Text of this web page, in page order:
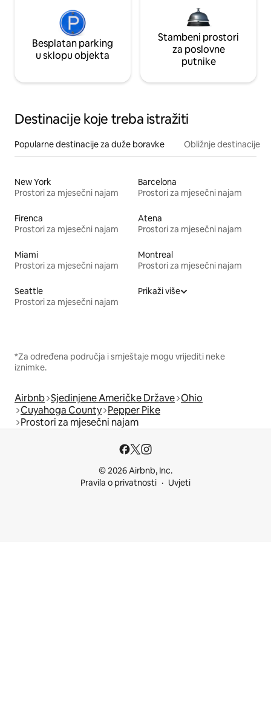
Besplatan parking
u sklopu objekta
Stambeni prostori
za poslovne
putnike
Destinacije koje treba istražiti
Popularne destinacije za duže boravke Obližnje destinacije
New York
Prostori za mjesečni najam
Barcelona
Prostori za mjesečni najam
Firenca
Prostori za mjesečni najam
Atena
Prostori za mjesečni najam
Miami
Prostori za mjesečni najam
Montreal
Prostori za mjesečni najam
Seattle
Prostori za mjesečni najam
Prikaži više
*Za određena područja i smještaje mogu vrijediti neke
iznimke.
Airbnb Sjedinjene Američke Države Ohio
Cuyahoga County Pepper Pike
Prostori za mjesečni najam
© 2026 Airbnb, Inc.
Pravila o privatnosti
Uvjeti